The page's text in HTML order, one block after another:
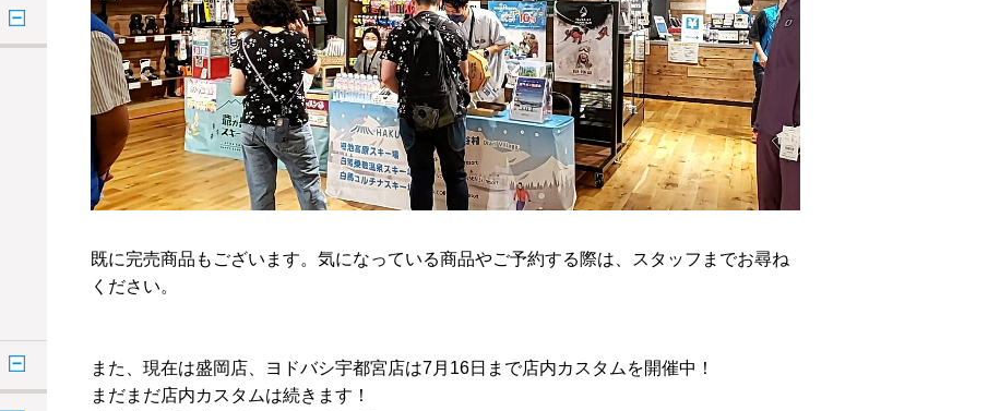
既に完売商品もございます。気になっている商品やご予約する際は、スタッフまでお尋ね
ください。
また、現在は盛岡店、ヨドバシ宇都宮店は7月16日まで店内カスタムを開催中！
まだまだ店内カスタムは続きます！